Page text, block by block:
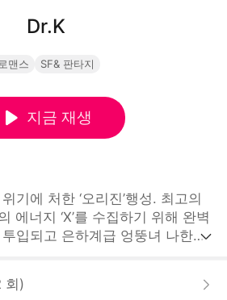
Dr.K
로맨스 SF& 판타지
지금 재생
기에 처한 ‘오리진’행성. 최고의
에너지 ‘X’를 수집하기 위해 완벽
입되고 은하계급 엉뚱녀 나한별
에너지 X를 존재를 찾는다. 그런
회 )